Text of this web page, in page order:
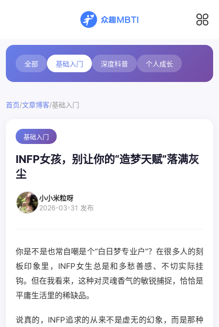
全部 基础入门 深度科普 个人成长
首页/文章博客/基础入门
基础入门
INFP女孩，别让你的“造梦天赋”落满灰
尘
小小米粒呀
2026-03-31 发布
你是不是也常自嘲是个“白日梦专业户”？在很多人的刻
板印象里，INFP女生总是和多愁善感、不切实际挂
钩。但在我看来，这种对灵魂香气的敏锐捕捉，恰恰是
平庸生活里的稀缺品。
说真的，INFP追求的从来不是虚无的幻象，而是那种